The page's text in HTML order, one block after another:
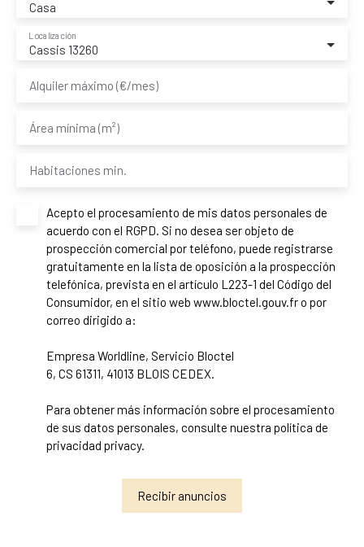
Casa
Cassis 13260
Localización
Alquiler máximo (€/mes)
Área mínima (m²)
Habitaciones min.
Acepto el procesamiento de mis datos personales de
acuerdo con el RGPD. Si no desea ser objeto de
prospección comercial por teléfono, puede registrarse
gratuitamente en la lista de oposición a la prospección
telefónica, prevista en el artículo L223-1 del Código del
Consumidor, en el sitio web www.bloctel.gouv.fr o por
correo dirigido a:
Empresa Worldline, Servicio Bloctel
6, CS 61311, 41013 BLOIS CEDEX.
Para obtener más información sobre el procesamiento
de sus datos personales, consulte nuestra política de
privacidad privacy.
Recibir anuncios